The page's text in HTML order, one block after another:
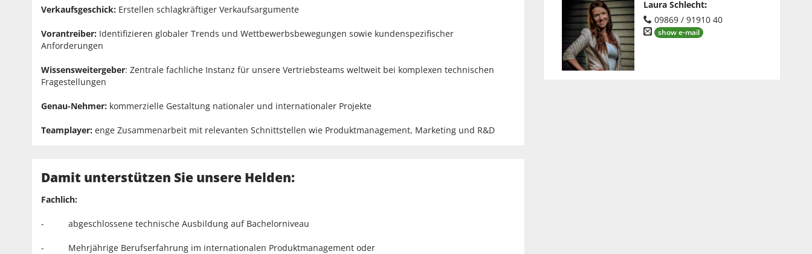
Verkaufsgeschick: Erstellen schlagkräftiger Verkaufsargumente
Vorantreiber: Identifizieren globaler Trends und Wettbewerbsbewegungen sowie kundenspezifischer
Anforderungen
Wissensweitergeber: Zentrale fachliche Instanz für unsere Vertriebsteams weltweit bei komplexen technischen
Fragestellungen
Genau-Nehmer: kommerzielle Gestaltung nationaler und internationaler Projekte
Teamplayer: enge Zusammenarbeit mit relevanten Schnittstellen wie Produktmanagement, Marketing und R&D
Damit unterstützen Sie unsere Helden:
Fachlich:
- abgeschlossene technische Ausbildung auf Bachelorniveau
- Mehrjährige Berufserfahrung im internationalen Produktmanagement oder
Laura Schlecht:
09869 / 91910 40
show e-mail